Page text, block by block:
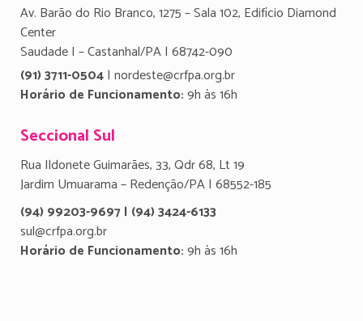
Av. Barão do Rio Branco, 1275 – Sala 102, Edifício Diamond
Center
Saudade I – Castanhal/PA | 68742-090
(91) 3711-0504| nordeste@crfpa.org.br
Horário de Funcionamento:9h às 16h
Seccional Sul
Rua Ildonete Guimarães, 33, Qdr 68, Lt 19
Jardim Umuarama – Redenção/PA | 68552-185
(94) 99203-9697 | (94) 3424-6133
sul@crfpa.org.br
Horário de Funcionamento:9h às 16h